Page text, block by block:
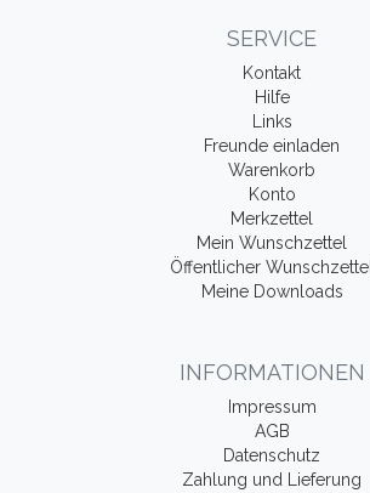
SERVICE
Kontakt
Hilfe
Links
Freunde einladen
Warenkorb
Konto
Merkzettel
Mein Wunschzettel
Öffentlicher Wunschzettel
Meine Downloads
INFORMATIONEN
Impressum
AGB
Datenschutz
Zahlung und Lieferung